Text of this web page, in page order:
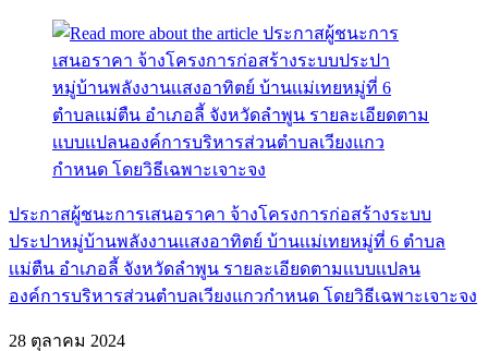
ประกาสผู้ชนะการเสนอราคา จ้างโครงการก่อสร้างระบบ
ประปาหมู่บ้านพลังงานเเสงอาทิตย์ บ้านเเม่เทยหมู่ที่ 6 ตำบล
เเม่ตืน อำเภอลี้ จังหวัดลำพูน รายละเอียดตามเเบบเเปลน
องค์การบริหารส่วนตำบลเวียงแกวกำหนด โดยวิธีเฉพาะเจาะจง
28 ตุลาคม 2024